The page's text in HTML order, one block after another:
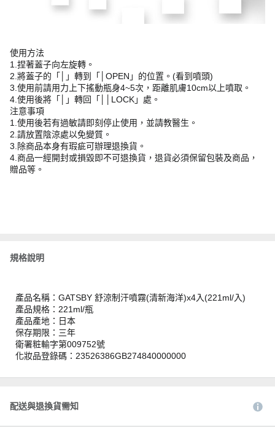
使用方法
1.捏著蓋子向左旋轉。
2.將蓋子的「│」轉到「│OPEN」的位置。(看到噴頭)
3.使用前請用力上下搖動瓶身4~5次，距離肌膚10cm以上噴取。
4.使用後將「│」轉回「││LOCK」處。
注意事項
1.使用後若有過敏請即刻停止使用，並請教醫生。
2.請放置陰涼處以免變質。
3.除商品本身有瑕疵可辦理退換貨。
4.商品一經開封或損毀即不可退換貨，退貨必須保留包裝及商品，
贈品等。
規格說明
產品名稱：GATSBY 舒涼制汗噴霧(清新海洋)x4入(221ml/入)
產品規格：221ml/瓶
產品產地：日本
保存期限：三年
衛署粧輸字第009752號
化妝品登錄碼：23526386GB274840000000
配送與退換貨需知